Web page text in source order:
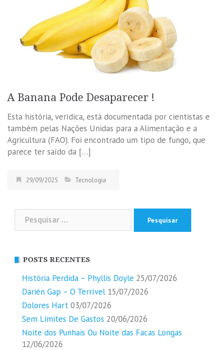
A Banana Pode Desaparecer !
Esta história, verídica, está documentada por cientistas e
também pelas Nações Unidas para a Alimentação e a
Agricultura (FAO). Foi encontrado um tipo de fungo, que
parece ter saído da […]
29/09/2025 Tecnologia
Pesquisar
por:
POSTS RECENTES
História Perdida – Phyllis Doyle 25/07/2026
Darién Gap – O Terrível 15/07/2026
Dolores Hart 03/07/2026
Sem Limites De Gastos 20/06/2026
Noite dos Punhais Ou Noite das Facas Longas
12/06/2026